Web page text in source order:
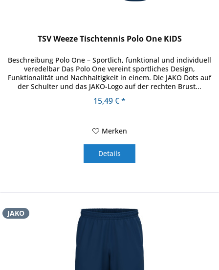
TSV Weeze Tischtennis Polo One KIDS
Beschreibung Polo One – Sportlich, funktional und individuell
veredelbar Das Polo One vereint sportliches Design,
Funktionalität und Nachhaltigkeit in einem. Die JAKO Dots auf
der Schulter und das JAKO-Logo auf der rechten Brust...
15,49 € *
Merken
Details
JAKO